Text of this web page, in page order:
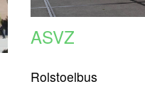
ASVZ
Rolstoelbus